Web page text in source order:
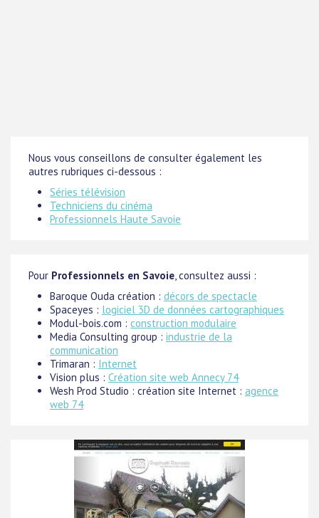
Nous vous conseillons de consulter également les
autres rubriques ci-dessous :
Séries télévision
Techniciens du cinéma
Professionnels Haute Savoie
Pour Professionnels en Savoie, consultez aussi :
Baroque Ouda création : décors de spectacle
Spaceyes : logiciel 3D de données cartographiques
Modul-bois.com : construction modulaire
Media Consulting group : industrie de la
communication
Trimaran : Internet
Vision plus : Création site web Annecy 74
Wesh Prod Studio : création site Internet : agence
web 74